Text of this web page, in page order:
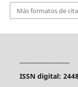
Más formatos de cita
ISSN digital: